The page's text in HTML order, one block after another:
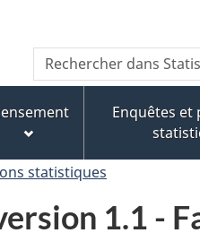
au
contenu
principal
« À
propos
de
ce
version
HTML
simplifiée
Recherche
Rechercher
dans
Canada
Enquêtes
statistiques
1.1 -